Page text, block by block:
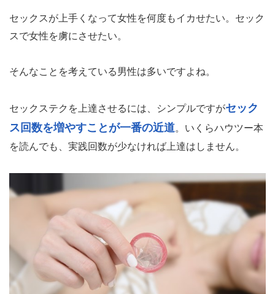
セックスが上手くなって女性を何度もイカせたい。セック
スで女性を虜にさせたい。
そんなことを考えている男性は多いですよね。
セックステクを上達させるには、シンプルですがセック
ス回数を増やすことが一番の近道。いくらハウツー本
を読んでも、実践回数が少なければ上達はしません。